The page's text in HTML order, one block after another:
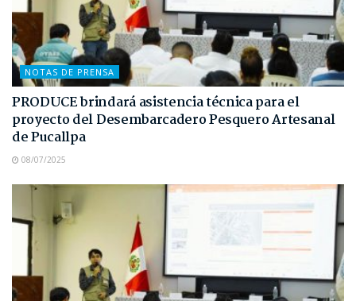
NOTAS DE PRENSA
PRODUCE brindará asistencia técnica para el
proyecto del Desembarcadero Pesquero Artesanal
de Pucallpa
08/07/2025